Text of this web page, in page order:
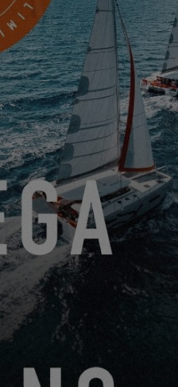
13
31 DE AGOSTO DE 2026
ESTE VERANO!
14